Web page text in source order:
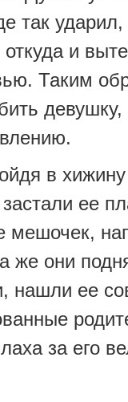
так
и
Таким
девушку,
в
застали ее
мешочек,
же они
нашли ее
за его